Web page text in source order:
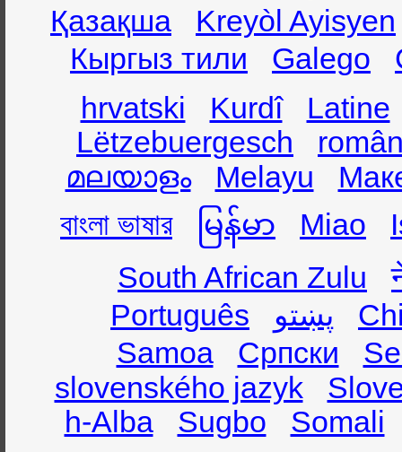
Қазақша
Kreyòl Ayisyen
Кыргыз тили
Galego
hrvatski
Kurdî
Latine
Lëtzebuergesch
മലയാളം
Melayu
বাংলা ভাষার
မြန်မာ Miao
South African Zulu
Português
پښتو
Samoa
Српски
slovenského jazyk
h-Alba
Sugbo
Somali